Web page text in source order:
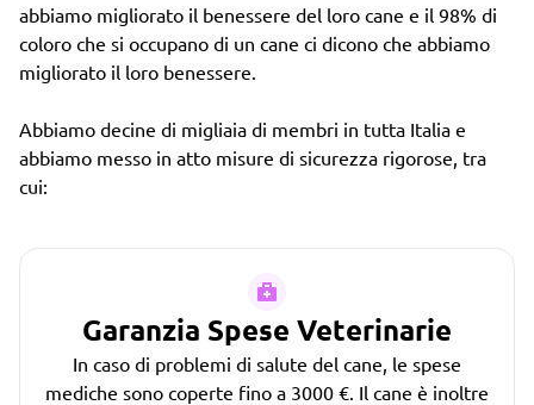
abbiamo migliorato il benessere del loro cane e il 98% di
coloro che si occupano di un cane ci dicono che abbiamo
migliorato il loro benessere.
Abbiamo decine di migliaia di membri in tutta Italia e
abbiamo messo in atto misure di sicurezza rigorose, tra
cui:
Garanzia Spese Veterinarie
In caso di problemi di salute del cane, le spese
mediche sono coperte fino a 3000 €. Il cane è inoltre